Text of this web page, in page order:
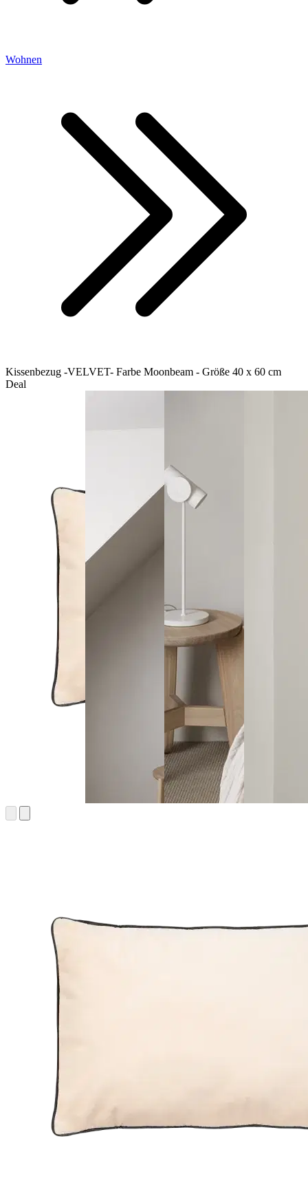
Wohnen
Kissenbezug -VELVET- Farbe Moonbeam - Größe 40 x 60 cm
Deal